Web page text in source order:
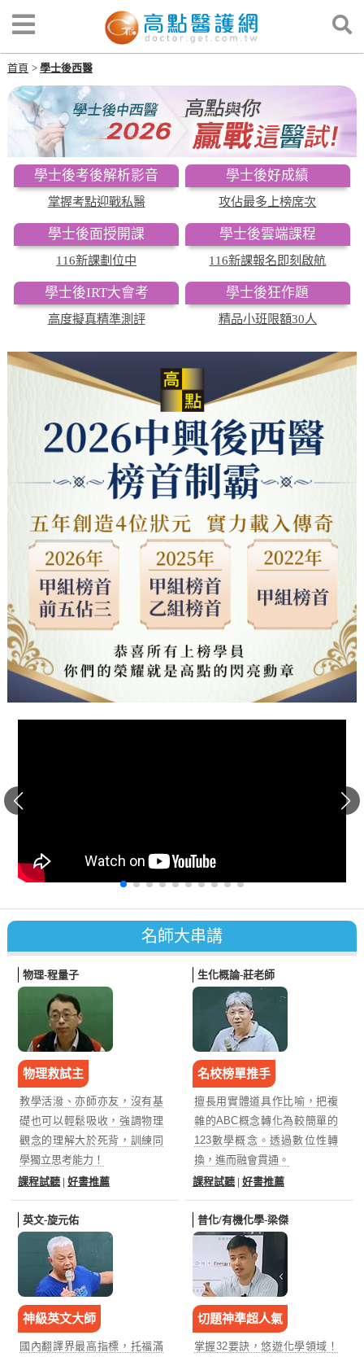
首頁 學士後西醫
學士後考後解析影音
掌握考點迎戰私醫
學士後好成績
攻佔最多上榜席次
學士後面授開課
116新課劃位中
學士後雲端課程
116新課報名即刻啟航
學士後IRT大會考
高度擬真精準測評
學士後狂作題
精品小班限額30人
名師大串講
物理-程量子
物理救試主
教學活潑、亦師亦友，沒有基
礎也可以輕鬆吸收，強調物理
觀念的理解大於死背，訓練同
學獨立思考能力！
課程試聽| 好書推薦
生化概論-莊老師
名校榜單推手
擅長用實體道具作比喻，把複
雜的ABC概念轉化為較簡單的
123數學概念。透過數位性轉
換，進而融會貫通。
課程試聽| 好書推薦
英文-旋元佑
神級英文大師
國內翻譯界最高指標，托福滿
普化/有機化學-梁傑
切題神準超人氣
掌握32要訣，悠遊化學領域！
狂賀！115年中興後西醫高點學員再度奪下中興後西醫甲
組榜首！